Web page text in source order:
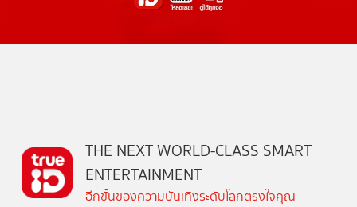
THE NEXT WORLD-CLASS SMART
ENTERTAINMENT
อีกขั้นของความบันเทิงระดับโลกตรงใจคุณ